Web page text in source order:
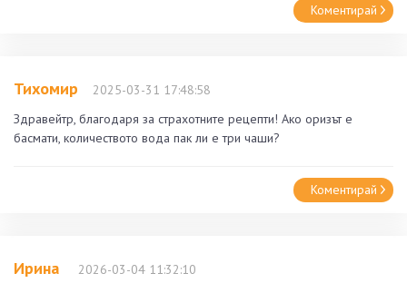
Коментирай
Тихомир
2025-03-31 17:48:58
Здравейтр, благодаря за страхотните рецепти! Ако оризът е
басмати, количеството вода пак ли е три чаши?
Коментирай
Ирина
2026-03-04 11:32:10